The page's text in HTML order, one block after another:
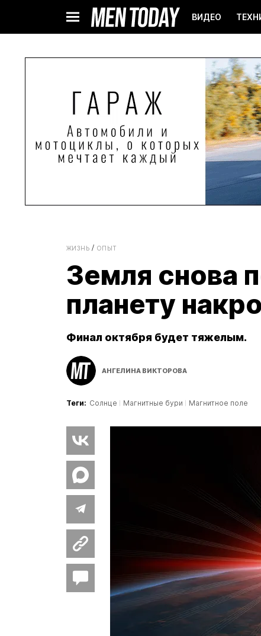
ВИДЕО
ЖИЗНЬ ОПЫТ
Земля снова
планету
Финал октября будет тяжелым.
АНГЕЛИНА ВИКТОРОВА
Теги: Солнце Магнитные бури Магнитное поле